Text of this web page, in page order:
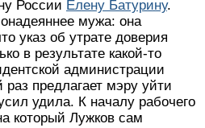
России Елену Батурину.
мужа: она
указ об утрате доверия
в результате какой-то
администрации
предлагает мэру уйти
удила. К началу рабочего
который Лужков сам